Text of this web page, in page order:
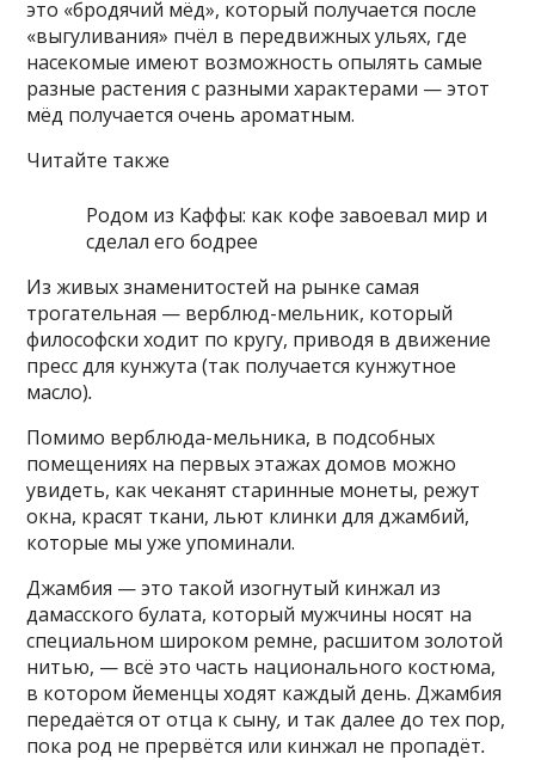
это «бродячий мёд», который получается после
«выгуливания» пчёл в передвижных ульях, где
насекомые имеют возможность опылять самые
разные растения с разными характерами — этот
мёд получается очень ароматным.
Читайте также
Родом из Каффы: как кофе завоевал мир и
сделал его бодрее
Из живых знаменитостей на рынке самая
трогательная — верблюд-мельник, который
философски ходит по кругу, приводя в движение
пресс для кунжута (так получается кунжутное
масло).
Помимо верблюда-мельника, в подсобных
помещениях на первых этажах домов можно
увидеть, как чеканят старинные монеты, режут
окна, красят ткани, льют клинки для джамбий,
которые мы уже упоминали.
Джамбия — это такой изогнутый кинжал из
дамасского булата, который мужчины носят на
специальном широком ремне, расшитом золотой
нитью, — всё это часть национального костюма,
в котором йеменцы ходят каждый день. Джамбия
передаётся от отца к сыну, и так далее до тех пор,
пока род не прервётся или кинжал не пропадёт.